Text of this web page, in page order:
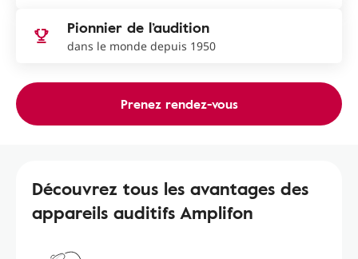
Pionnier de l’audition
dans le monde depuis 1950
Prenez rendez-vous
Découvrez tous les avantages des
appareils auditifs Amplifon